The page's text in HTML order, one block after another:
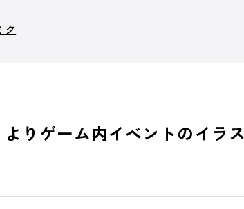
ク
りゲーム内イベントのイラ